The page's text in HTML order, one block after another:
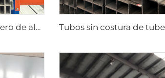
Tubo cuadrado sin costura de acero de aluminio